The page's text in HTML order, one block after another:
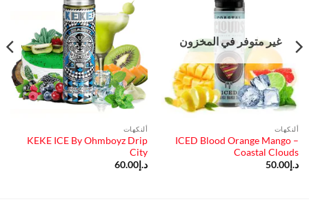
غير متوفر في المخزون
ألنكهات
ICED Blood Orange Mango –
Coastal Clouds
د.إ 50.00
ألنكهات
KEKE ICE By Ohmboyz Drip
City
د.إ 60.00